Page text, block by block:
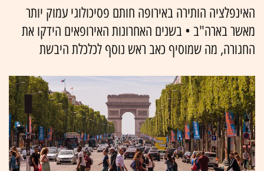
האינפלציה הותירה באירופה חותם פסיכולוגי עמוק יותר
מאשר בארה"ב • בשנים האחרונות האירופאים הידקו את
החגורה, מה שמוסיף כאב ראש נוסף לכלכלת היבשת